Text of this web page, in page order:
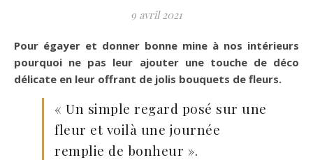
9 avril 2021
Pour égayer et donner bonne mine à nos intérieurs
pourquoi ne pas leur ajouter une touche de déco
délicate en leur offrant de jolis bouquets de fleurs.
« Un simple regard posé sur une
fleur et voilà une journée
remplie de bonheur ».